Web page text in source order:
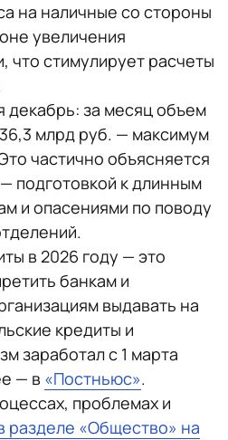
на наличные со стороны
увеличения
что стимулирует расчеты
за месяц объем
млрд руб. — максимум
частично объясняется
подготовкой к длинным
и опасениями по поводу
в 2026 году — это
банкам и
выдавать на
кредиты и
заработал с 1 марта
— в «Постньюс».
проблемах и
разделе «Общество» на